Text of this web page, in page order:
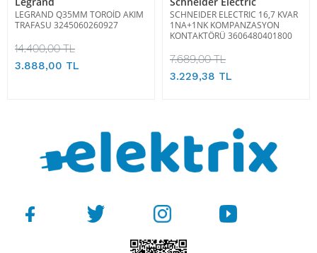
LEGRAND Q35MM TOROİD AKIM
TRAFASU 3245060260927
14.400,00 TL
3.888,00 TL
SCHNEIDER ELECTRIC 16,7 KVAR
1NA+1NK KOMPANZASYON
KONTAKTÖRÜ 3606480401800
7.689,00 TL
3.229,38 TL